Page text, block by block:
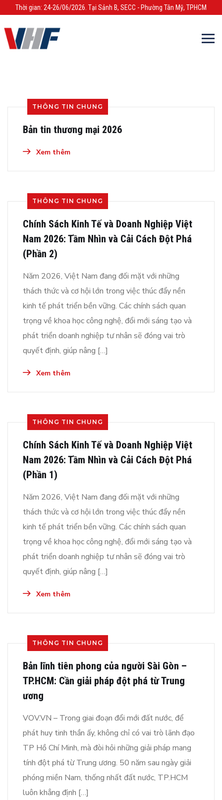
Thời gian: 24-26/06/2026. Tại Sảnh B, SECC - Phường Tân Mỹ, TPHCM
THÔNG TIN CHUNG
Bản tin thương mại 2026
Xem thêm
THÔNG TIN CHUNG
Chính Sách Kinh Tế và Doanh Nghiệp Việt
Nam 2026: Tầm Nhìn và Cải Cách Đột Phá
(Phần 2)
Năm 2026, Việt Nam đang đối mặt với những
thách thức và cơ hội lớn trong việc thúc đẩy nền
kinh tế phát triển bền vững. Các chính sách quan
trọng về khoa học công nghệ, đổi mới sáng tạo và
phát triển doanh nghiệp tư nhân sẽ đóng vai trò
quyết định, giúp nâng […]
Xem thêm
THÔNG TIN CHUNG
Chính Sách Kinh Tế và Doanh Nghiệp Việt
Nam 2026: Tầm Nhìn và Cải Cách Đột Phá
(Phần 1)
Năm 2026, Việt Nam đang đối mặt với những
thách thức và cơ hội lớn trong việc thúc đẩy nền
kinh tế phát triển bền vững. Các chính sách quan
trọng về khoa học công nghệ, đổi mới sáng tạo và
phát triển doanh nghiệp tư nhân sẽ đóng vai trò
quyết định, giúp nâng […]
Xem thêm
THÔNG TIN CHUNG
Bản lĩnh tiên phong của người Sài Gòn –
TP.HCM: Cần giải pháp đột phá từ Trung
ương
VOV.VN – Trong giai đoạn đổi mới đất nước, để
phát huy tinh thần ấy, không chỉ có vai trò lãnh đạo
TP Hồ Chí Minh, mà đòi hỏi những giải pháp mang
tính đột phá từ Trung ương. 50 năm sau ngày giải
phóng miền Nam, thống nhất đất nước, TP.HCM
luôn khẳng định […]